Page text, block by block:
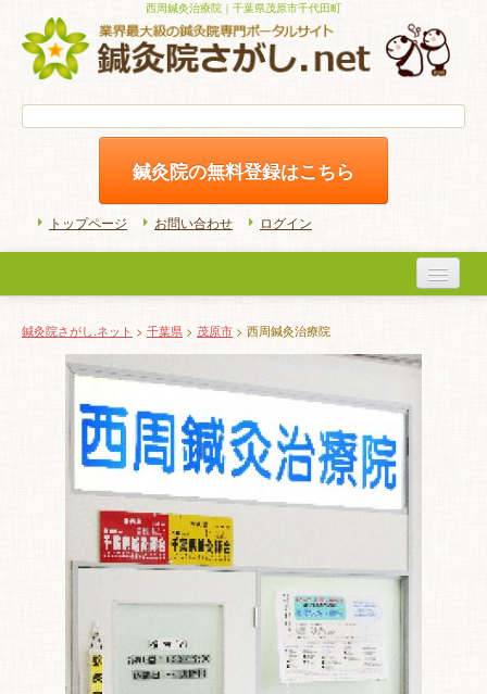
西周鍼灸治療院｜千葉県茂原市千代田町
鍼灸院の無料登録はこちら
トップページ お問い合わせ ログイン
初めての方へ
ホームケア
特 集
お悩み解決！
鍼灸院さがし.ネット > 千葉県 > 茂原市 > 西周鍼灸治療院